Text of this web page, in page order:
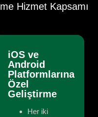
Hizmet Kapsamı
iOS ve
Android
Platformlarına
Özel
Geliştirme
Her iki